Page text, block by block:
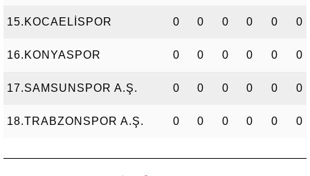
15.KOCAELİSPOR 0 0 0 0 0 0
16.KONYASPOR 0 0 0 0 0 0
17.SAMSUNSPOR A.Ş. 0 0 0 0 0 0
18.TRABZONSPOR A.Ş. 0 0 0 0 0 0